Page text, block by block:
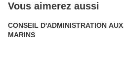
Vous aimerez aussi
CONSEIL D'ADMINISTRATION AUX
MARINS